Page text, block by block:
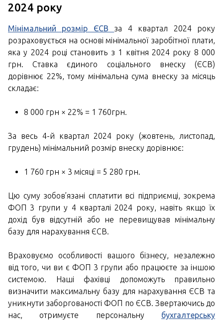
2024 року
Мінімальний розмір ЄСВ за 4 квартал 2024 року
розраховується на основі мінімальної заробітної плати,
яка у 2024 році становить з 1 квітня 2024 року 8 000
грн. Ставка єдиного соціального внеску (ЄСВ)
дорівнює 22%, тому мінімальна сума внеску за місяць
складає:
8 000 грн × 22% = 1 760грн.
За весь 4-й квартал 2024 року (жовтень, листопад,
грудень) мінімальний розмір внеску дорівнює:
1 760 грн × 3 місяці = 5 280 грн.
Цю суму зобов’язані сплатити всі підприємці, зокрема
ФОП 3 групи у 4 кварталі 2024 року, навіть якщо їх
дохід був відсутній або не перевищував мінімальну
базу для нарахування ЄСВ.
Враховуємо особливості вашого бізнесу, незалежно
від того, чи ви є ФОП 3 групи або працюєте за іншою
системою. Наші фахівці допоможуть правильно
визначити максимальну базу для нарахування ЄСВ та
уникнути заборгованості ФОП по ЄСВ. Звертаючись до
нас, отримуєте персональну бухгалтерську